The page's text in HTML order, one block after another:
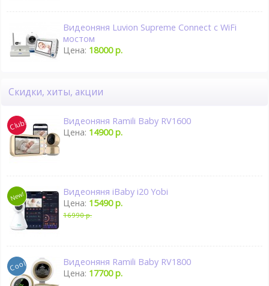
Видеоняня Luvion Supreme Connect c WiFi
мостом
Цена: 18000 р.
Скидки, хиты, акции
Видеоняня Ramili Baby RV1600
Цена: 14900 р.
Видеоняня iBaby i20 Yobi
Цена: 15490 р.
16990 р.
Видеоняня Ramili Baby RV1800
Цена: 17700 р.